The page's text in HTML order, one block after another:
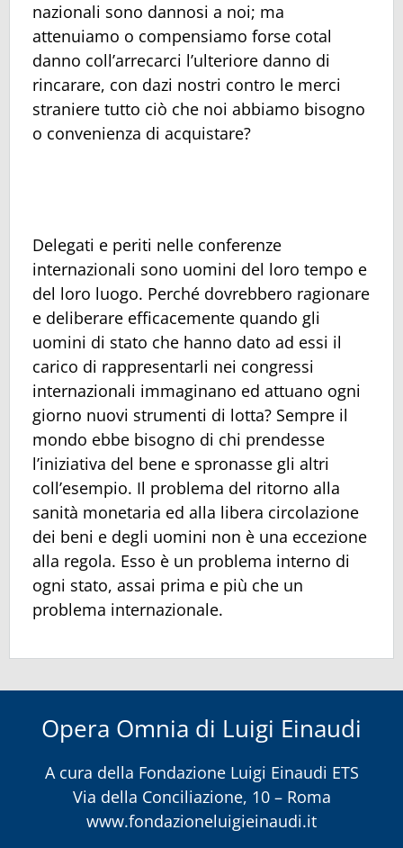
nazionali sono dannosi a noi; ma
attenuiamo o compensiamo forse cotal
danno coll’arrecarci l’ulteriore danno di
rincarare, con dazi nostri contro le merci
straniere tutto ciò che noi abbiamo bisogno
o convenienza di acquistare?
Delegati e periti nelle conferenze
internazionali sono uomini del loro tempo e
del loro luogo. Perché dovrebbero ragionare
e deliberare efficacemente quando gli
uomini di stato che hanno dato ad essi il
carico di rappresentarli nei congressi
internazionali immaginano ed attuano ogni
giorno nuovi strumenti di lotta? Sempre il
mondo ebbe bisogno di chi prendesse
l’iniziativa del bene e spronasse gli altri
coll’esempio. Il problema del ritorno alla
sanità monetaria ed alla libera circolazione
dei beni e degli uomini non è una eccezione
alla regola. Esso è un problema interno di
ogni stato, assai prima e più che un
problema internazionale.
Opera Omnia di Luigi Einaudi
A cura della Fondazione Luigi Einaudi ETS
Via della Conciliazione, 10 – Roma
www.fondazioneluigieinaudi.it